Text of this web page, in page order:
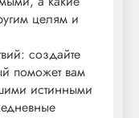
целям и
создайте
поможет вам
истинными